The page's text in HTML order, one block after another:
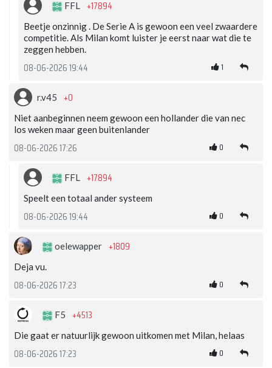
FFL +17894
Beetje onzinnig . De Serie A is gewoon een veel zwaardere
competitie. Als Milan komt luister je eerst naar wat die te
zeggen hebben.
08-06-2026 19:44 1
r.v45 +0
Niet aanbeginnen neem gewoon een hollander die van nec
los weken maar geen buitenlander
08-06-2026 17:26 0
FFL +17894
Speelt een totaal ander systeem
08-06-2026 19:44 0
oelewapper +1809
Deja vu.
08-06-2026 17:23 0
F5 +4513
Die gaat er natuurlijk gewoon uitkomen met Milan, helaas
08-06-2026 17:23 0